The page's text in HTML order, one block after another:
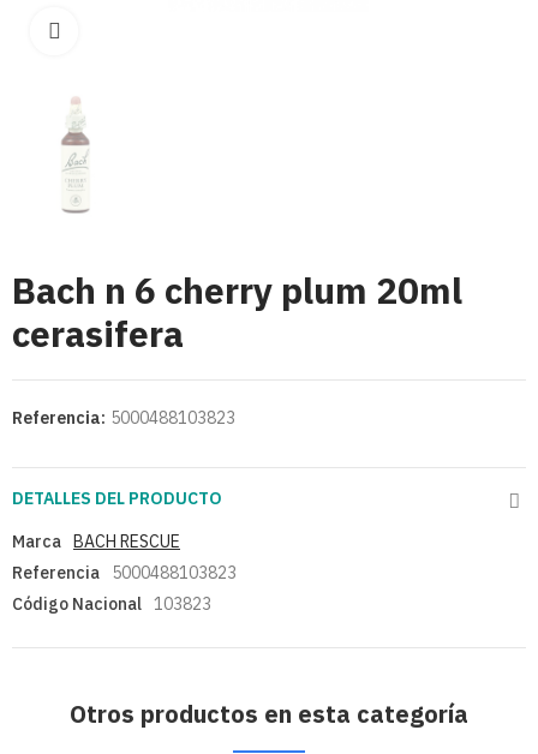
Bach n 6 cherry plum 20ml
cerasifera
Referencia: 5000488103823
DETALLES DEL PRODUCTO
Marca BACH RESCUE
Referencia
5000488103823
Código Nacional 103823
Otros productos en esta categoría